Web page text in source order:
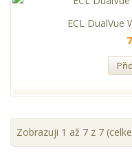
ECL DualVue
Zobrazuji 1 až 7 z 7